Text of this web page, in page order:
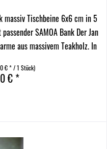
massiv Tischbeine 6x6 cm in 5
SAMOA Bank Der Jan
aus massivem Teakholz. In
€ * / 1 Stück)
€ *